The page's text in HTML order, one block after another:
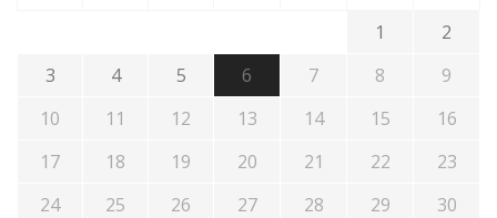
1
2
3
4 5 6 7 8
9
10
11 12 13 14 15
16
17
18 19 20 21 22
23
24
25 26 27 28 29
30